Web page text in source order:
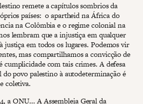
remete a capítulos sombrios da
países: o apartheid na África do
na Colômbia e o regime colonial na
lembram que a injustiça em qualquer
justiça em todos os lugares. Podemos vir
mas compartilhamos a convicção de
cumplicidade com tais crimes. A defesa
povo palestino à autodeterminação é
coletiva.
a ONU... A Assembleia Geral da